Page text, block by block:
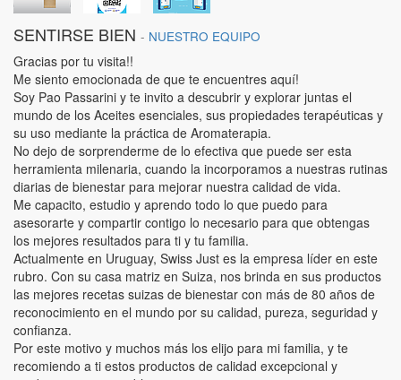
SENTIRSE BIEN - NUESTRO EQUIPO
Gracias por tu visita!!
Me siento emocionada de que te encuentres aquí!
Soy Pao Passarini y te invito a descubrir y explorar juntas el
mundo de los Aceites esenciales, sus propiedades terapéuticas y
su uso mediante la práctica de Aromaterapia.
No dejo de sorprenderme de lo efectiva que puede ser esta
herramienta milenaria, cuando la incorporamos a nuestras rutinas
diarias de bienestar para mejorar nuestra calidad de vida.
Me capacito, estudio y aprendo todo lo que puedo para
asesorarte y compartir contigo lo necesario para que obtengas
los mejores resultados para ti y tu familia.
Actualmente en Uruguay, Swiss Just es la empresa líder en este
rubro. Con su casa matriz en Suiza, nos brinda en sus productos
las mejores recetas suizas de bienestar con más de 80 años de
reconocimiento en el mundo por su calidad, pureza, seguridad y
confianza.
Por este motivo y muchos más los elijo para mi familia, y te
recomiendo a ti estos productos de calidad excepcional y